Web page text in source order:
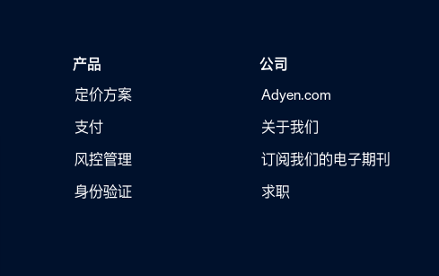
产品
定价方案
支付
风控管理
身份验证
公司
Adyen.com
关于我们
订阅我们的电子期刊
求职